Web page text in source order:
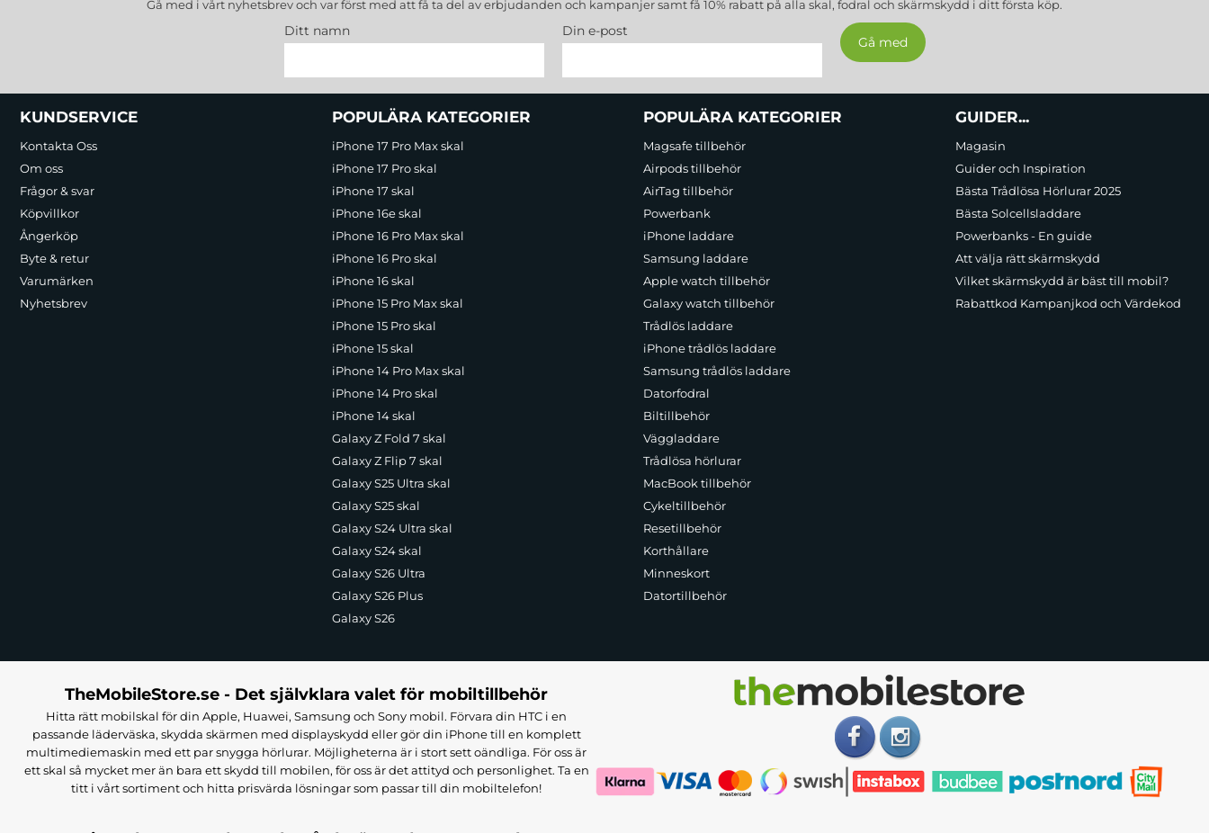
Gå med i vårt nyhetsbrev och var först med att få ta del av erbjudanden och kampanjer samt få 10% rabatt på alla skal, fodral och skärmskydd i ditt första köp.
Ditt namn Din e-post
Sidfot Blandad info och länkar
KUNDSERVICE
Kontakta Oss
Om oss
Frågor & svar
Köpvillkor
Ångerköp
Byte & retur
Varumärken
Nyhetsbrev
POPULÄRA KATEGORIER
iPhone 17 Pro Max skal
iPhone 17 Pro skal
iPhone 17 skal
iPhone 16e skal
iPhone 16 Pro Max skal
iPhone 16 Pro skal
iPhone 16 skal
iPhone 15 Pro Max skal
iPhone 15 Pro skal
iPhone 15 skal
iPhone 14 Pro Max skal
iPhone 14 Pro skal
iPhone 14 skal
Galaxy Z Fold 7 skal
Galaxy Z Flip 7 skal
Galaxy S25 Ultra skal
Galaxy S25 skal
Galaxy S24 Ultra skal
Galaxy S24 skal
Galaxy S26 Ultra
Galaxy S26 Plus
Galaxy S26
POPULÄRA KATEGORIER
Magsafe tillbehör
Airpods tillbehör
AirTag tillbehör
Powerbank
iPhone laddare
Samsung laddare
Apple watch tillbehör
Galaxy watch tillbehör
Trådlös laddare
iPhone trådlös laddare
Samsung trådlös laddare
Datorfodral
Biltillbehör
Väggladdare
Trådlösa hörlurar
MacBook tillbehör
Cykeltillbehör
Resetillbehör
Korthållare
Minneskort
Datortillbehör
GUIDER...
Magasin
Guider och Inspiration
Bästa Trådlösa Hörlurar 2025
Bästa Solcellsladdare
Powerbanks - En guide
Att välja rätt skärmskydd
Vilket skärmskydd är bäst till mobil?
Rabattkod Kampanjkod och Värdekod
TheMobileStore.se - Det självklara valet för mobiltillbehör
Hitta rätt mobilskal för din Apple, Huawei, Samsung och Sony mobil. Förvara din HTC i en
passande läderväska, skydda skärmen med displayskydd eller gör din iPhone till en komplett
multimediemaskin med ett par snygga hörlurar. Möjligheterna är i stort sett oändliga. För oss är
ett skal så mycket mer än bara ett skydd till mobilen, för oss är det attityd och personlighet. Ta en
titt i vårt sortiment och hitta prisvärda lösningar som passar till din mobiltelefon!